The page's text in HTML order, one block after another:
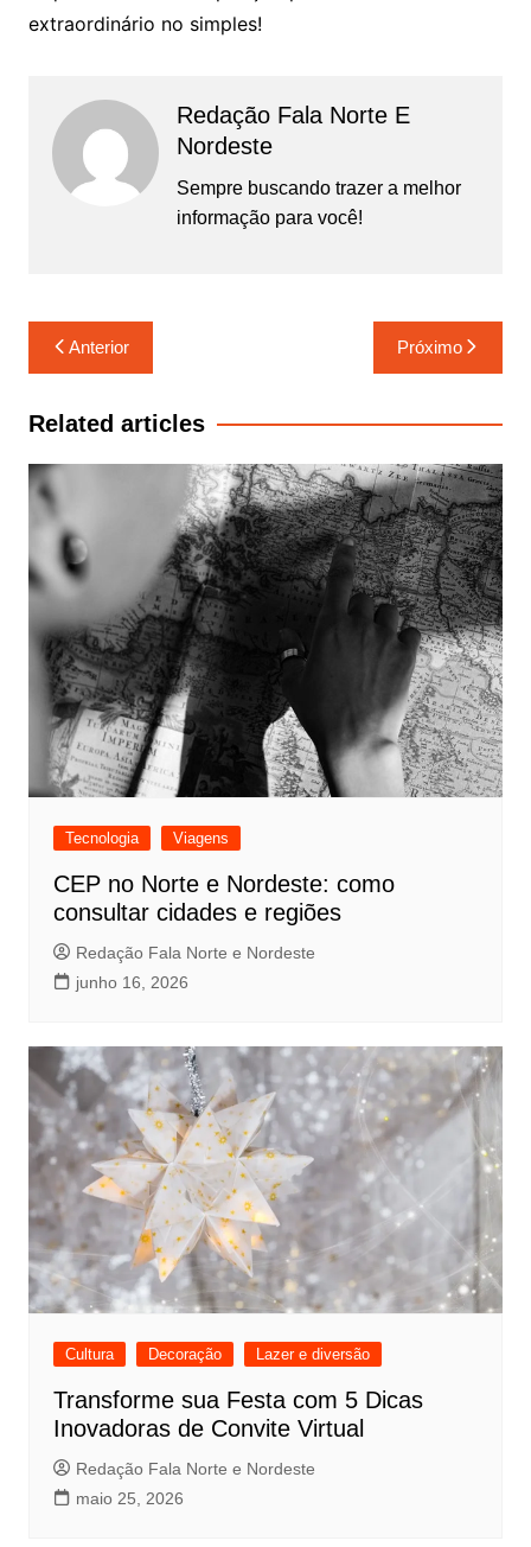
extraordinário no simples!
Redação Fala Norte E
Nordeste
Sempre buscando trazer a melhor
informação para você!
Navegação
de
Post
Anterior Próximo
Related articles
Tecnologia Viagens
CEP no Norte e Nordeste: como
consultar cidades e regiões
Redação Fala Norte e Nordeste
junho 16, 2026
Cultura Decoração Lazer e diversão
Transforme sua Festa com 5 Dicas
Inovadoras de Convite Virtual
Redação Fala Norte e Nordeste
maio 25, 2026